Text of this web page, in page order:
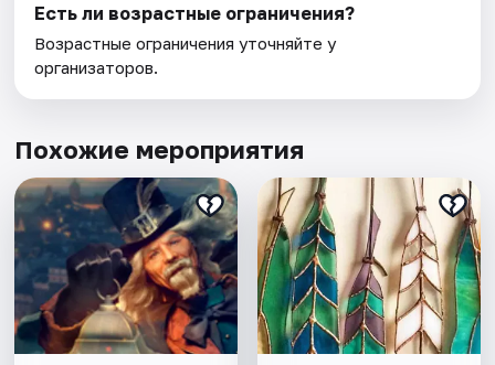
Есть ли возрастные ограничения?
Возрастные ограничения уточняйте у
организаторов.
Похожие мероприятия